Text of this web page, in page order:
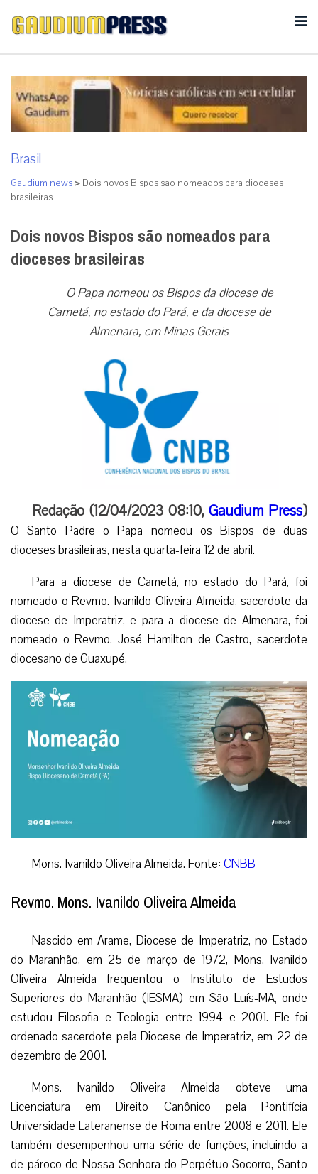
Brasil
Gaudium news > Dois novos Bispos são nomeados para dioceses
brasileiras
Dois novos Bispos são nomeados para
dioceses brasileiras
O Papa nomeou os Bispos da diocese de
Cametá, no estado do Pará, e da diocese de
Almenara, em Minas Gerais
Redação (12/04/2023 08:10,Gaudium Press)
O Santo Padre o Papa nomeou os Bispos de duas
dioceses brasileiras, nesta quarta-feira 12 de abril.
Para a diocese de Cametá, no estado do Pará, foi
nomeado o Revmo. Ivanildo Oliveira Almeida, sacerdote da
diocese de Imperatriz, e para a diocese de Almenara, foi
nomeado o Revmo. José Hamilton de Castro, sacerdote
diocesano de Guaxupé.
Mons. Ivanildo Oliveira Almeida. Fonte: CNBB
Revmo. Mons.Ivanildo Oliveira Almeida
Nascido em Arame, Diocese de Imperatriz, no Estado
do Maranhão, em 25 de março de 1972, Mons. Ivanildo
Oliveira Almeida frequentou o Instituto de Estudos
Superiores do Maranhão (IESMA) em São Luís-MA, onde
estudou Filosofia e Teologia entre 1994 e 2001. Ele foi
ordenado sacerdote pela Diocese de Imperatriz, em 22 de
dezembro de 2001.
Mons. Ivanildo Oliveira Almeida obteve uma
Licenciatura em Direito Canônico pela Pontifícia
Universidade Lateranense de Roma entre 2008 e 2011. Ele
também desempenhou uma série de funções, incluindo a
de pároco de Nossa Senhora do Perpétuo Socorro, Santo